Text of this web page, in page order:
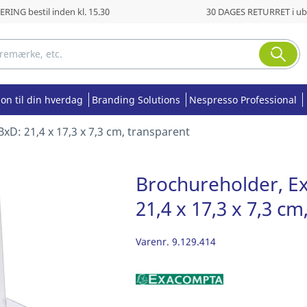
bestil inden kl. 15.30 30 DAGES RETURRET i
til din hverdag Branding Solutions Nespresso Professional
21,4 x 17,3 x 7,3 cm, transparent
Brochureholder,
21,4 x 17,3 x 7,3
Varenr. 9.129.414